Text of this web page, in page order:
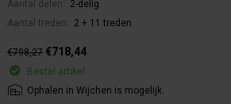
Aantal delen:
2-delig
Aantal treden:
2 + 11 treden
€798,27 €718,44
Bestel artikel.
Ophalen in Wijchen is mogelijk.